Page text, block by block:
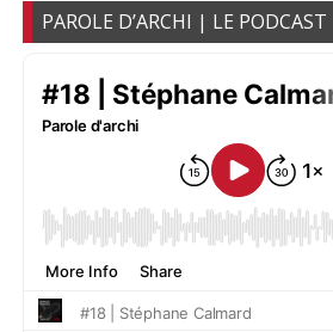
PAROLE D’ARCHI | LE PODCAST